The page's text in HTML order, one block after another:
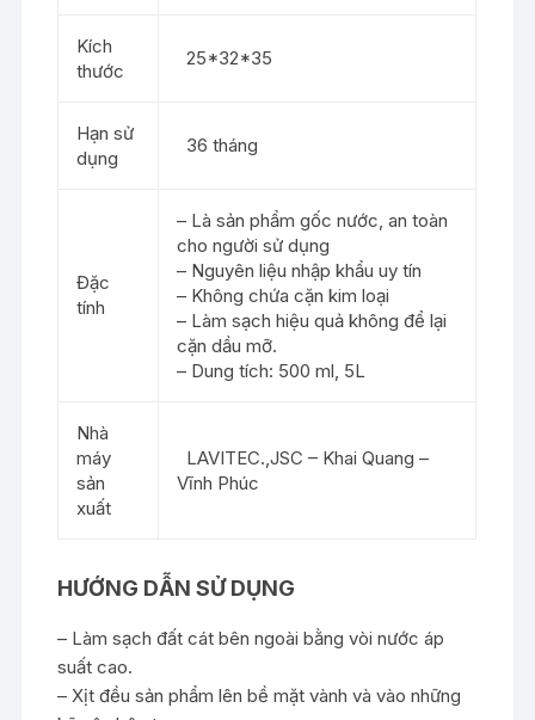
Kích
thước
25*32*35
Hạn sử
dụng
36 tháng
Đặc
tính
– Là sản phẩm gốc nước, an toàn
cho người sử dụng
– Nguyên liệu nhập khẩu uy tín
– Không chứa cặn kim loại
– Làm sạch hiệu quả không để lại
cặn dầu mỡ.
– Dung tích: 500 ml, 5L
Nhà
máy
sản
xuất
LAVITEC.,JSC – Khai Quang –
Vĩnh Phúc
HƯỚNG DẪN SỬ DỤNG
– Làm sạch đất cát bên ngoài bằng vòi nước áp
suất cao.
– Xịt đều sản phẩm lên bề mặt vành và vào những